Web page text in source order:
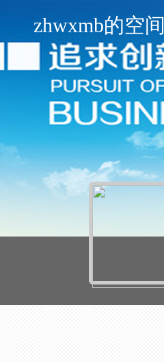
zhwxmb的空间